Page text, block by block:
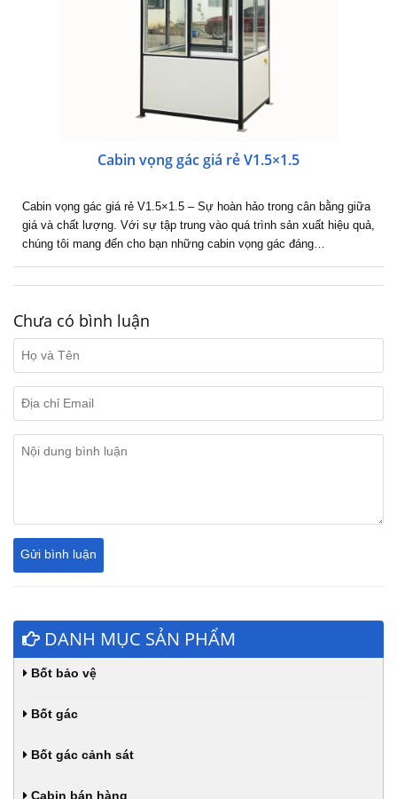
Cabin vọng gác giá rẻ V1.5×1.5
Cabin vọng gác giá rẻ V1.5×1.5 – Sự hoàn hảo trong cân bằng giữa
giá và chất lượng. Với sự tập trung vào quá trình sản xuất hiệu quả,
chúng tôi mang đến cho bạn những cabin vọng gác đáng…
Chưa có bình luận
DANH MỤC SẢN PHẨM
Bốt bảo vệ
Bốt gác
Bốt gác cảnh sát
Cabin bán hàng